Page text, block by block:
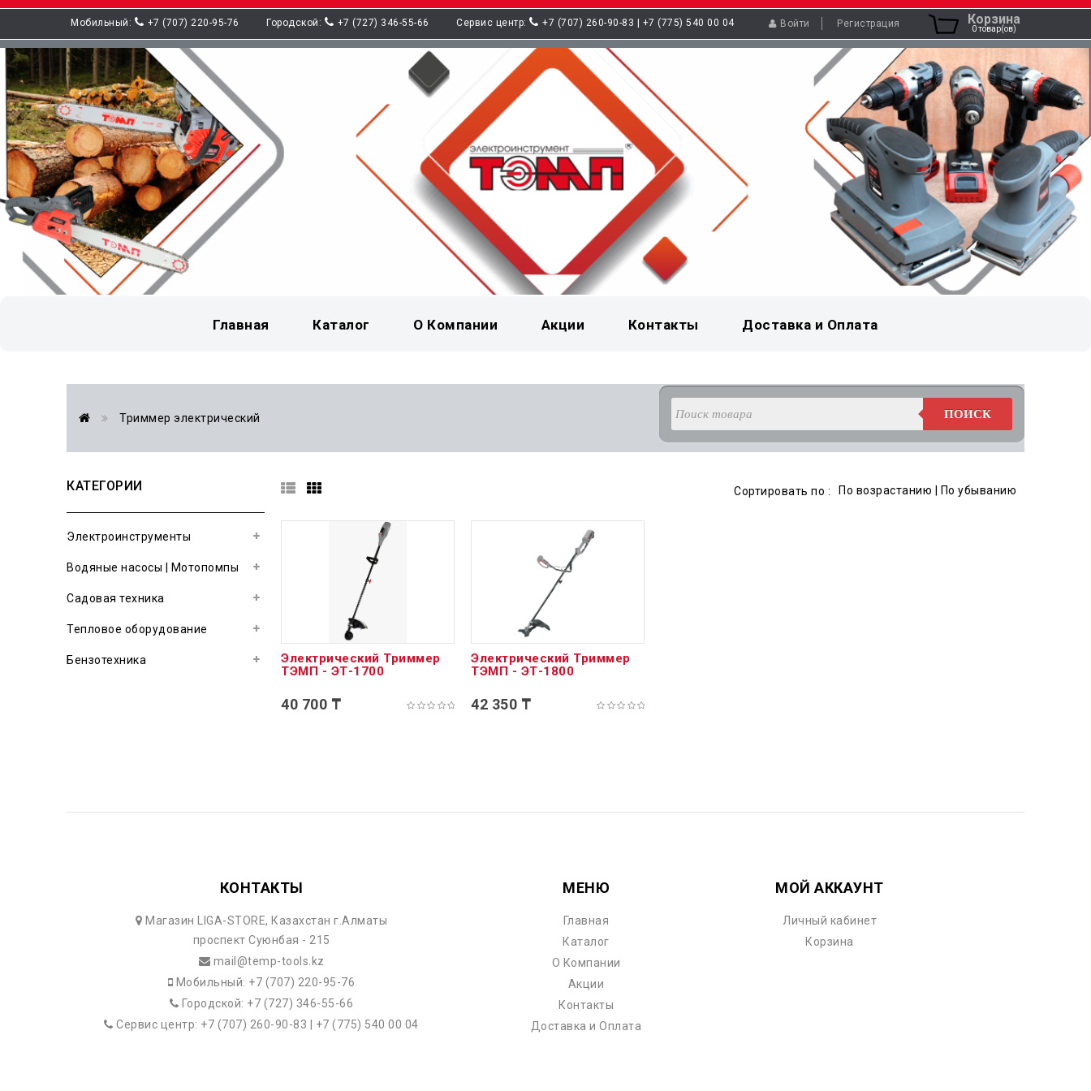
Мобильный: +7 (707) 220-95-76 Городской: +7 (727) 346-55-66 Сервис центр: +7 (707) 260-90-83 | +7 (775) 540 00 04 Войти Регистрация Корзина
0 товар(ов)
Главная Каталог О Компании Акции Контакты Доставка и Оплата
Триммер электрический ПОИСК
КАТЕГОРИИ
Электроинструменты
Водяные насосы | Мотопомпы
Садовая техника
Тепловое оборудование
Бензотехника
Сортировать по : По возрастанию По убыванию
Электрический Триммер
ТЭМП - ЭТ-1700
40 700 ₸
Электрический Триммер
ТЭМП - ЭТ-1800
42 350 ₸
КОНТАКТЫ
Магазин LIGA-STORE, Казахстан г.Алматы
проспект Суюнбая - 215
mail@temp-tools.kz
Мобильный: +7 (707) 220-95-76
Городской: +7 (727) 346-55-66
Сервис центр: +7 (707) 260-90-83 | +7 (775) 540 00 04
МЕНЮ
Главная
Каталог
О Компании
Акции
Контакты
Доставка и Оплата
МОЙ АККАУНТ
Личный кабинет
Корзина